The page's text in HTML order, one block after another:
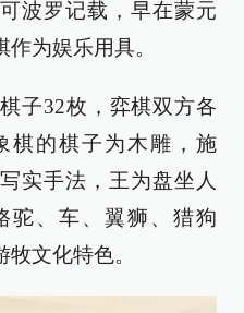
波罗记载，早在蒙元
为娱乐用具。
子32枚，弈棋双方各
棋的棋子为木雕，施
实手法，王为盘坐人
驼、车、翼狮、猎狗
文化特色。